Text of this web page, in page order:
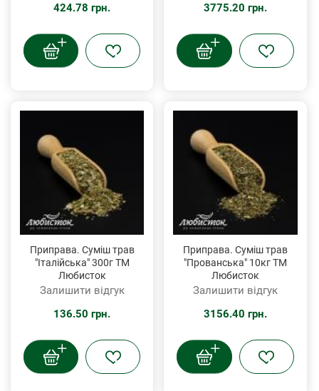
424.78 грн.
3775.20 грн.
Приправа. Суміш трав
"Італійська" 300г ТМ
Любисток
Залишити відгук
136.50 грн.
Приправа. Суміш трав
"Прованська" 10кг ТМ
Любисток
Залишити відгук
3156.40 грн.